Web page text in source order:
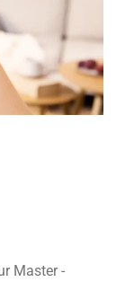
Master -